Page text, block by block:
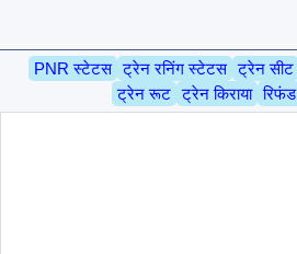
PNR स्टेटस ट्रेन रनिंग स्टेटस ट्रेन सीट
ट्रेन रूट ट्रेन किराया रिफंड